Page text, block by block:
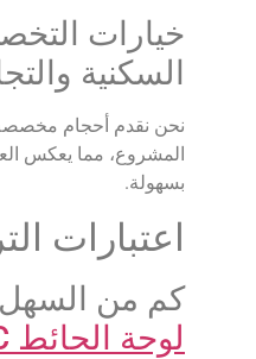
خيارات
السكنية
نحن نقدم أحجام
المشروع، مما يعكس
بسهولة.
اعتبارات
كم من السهل
لوحة الحائط WPC